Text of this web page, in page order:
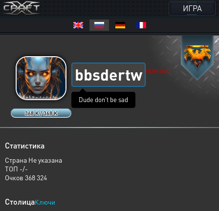
ИГРА
368 K / 368 K
bbsdertw HUMANS
Dude don't be sad
Статистика
Страна Не указана
ТОП -/-
Очков 368 324
СтолицаКлючи